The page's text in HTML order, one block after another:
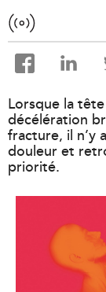
Lorsque la
décélération
fracture, il n’y
douleur et
priorité.